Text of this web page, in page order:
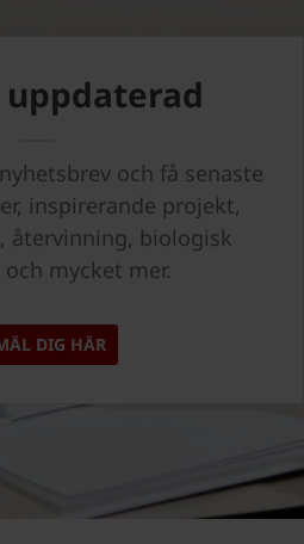
och få senaste
inspirerande projekt,
återvinning, biologisk
mycket mer.
DIG HÄR